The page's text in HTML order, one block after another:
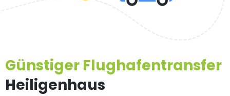
Günstiger Flughafentransfer
Heiligenhaus